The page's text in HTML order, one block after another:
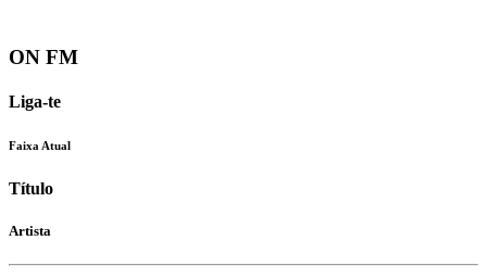
ON FM
Liga-te
Faixa Atual
Título
Artista